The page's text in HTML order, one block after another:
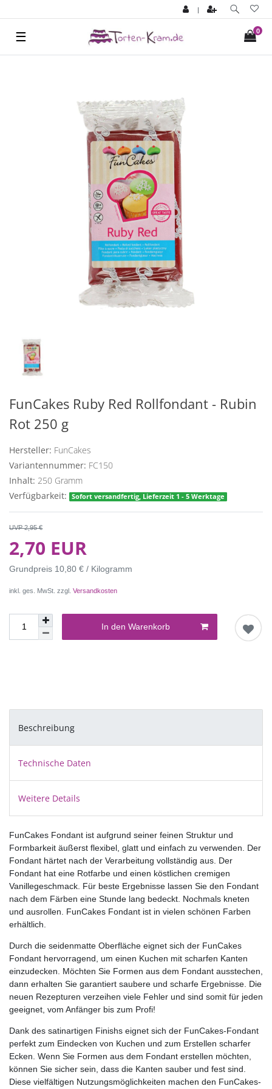
|
0
☰
FunCakes Ruby Red Rollfondant - Rubin
Rot 250 g
Hersteller: FunCakes
Variantennummer: FC150
Inhalt: 250 Gramm
Verfügbarkeit:
Sofort versandfertig, Lieferzeit 1 - 5 Werktage
UVP 2,95 €
2,70 EUR
Grundpreis 10,80 € / Kilogramm
inkl. ges. MwSt. zzgl. Versandkosten
In den Warenkorb
Beschreibung
Technische Daten
Weitere Details
FunCakes Fondant ist aufgrund seiner feinen Struktur und
Formbarkeit äußerst flexibel, glatt und einfach zu verwenden. Der
Fondant härtet nach der Verarbeitung vollständig aus. Der
Fondant hat eine Rotfarbe und einen köstlichen cremigen
Vanillegeschmack. Für beste Ergebnisse lassen Sie den Fondant
nach dem Färben eine Stunde lang bedeckt. Nochmals kneten
und ausrollen. FunCakes Fondant ist in vielen schönen Farben
erhältlich.
Durch die seidenmatte Oberfläche eignet sich der FunCakes
Fondant hervorragend, um einen Kuchen mit scharfen Kanten
einzudecken. Möchten Sie Formen aus dem Fondant ausstechen,
dann erhalten Sie garantiert saubere und scharfe Ergebnisse. Die
neuen Rezepturen verzeihen viele Fehler und sind somit für jeden
geeignet, vom Anfänger bis zum Profi!
Dank des satinartigen Finishs eignet sich der FunCakes-Fondant
perfekt zum Eindecken von Kuchen und zum Erstellen scharfer
Ecken. Wenn Sie Formen aus dem Fondant erstellen möchten,
können Sie sicher sein, dass die Kanten sauber und fest sind.
Diese vielfältigen Nutzungsmöglichkeiten machen den FunCakes-